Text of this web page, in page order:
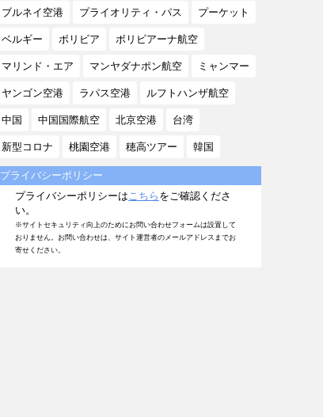
ブルネイ空港 プライオリティ・パス プーケット
ベルギー ボリビア ボリビアーナ航空
マリンド・エア マンヤダナポン航空 ミャンマー
ヤンゴン空港 ラパス空港 ルフトハンザ航空
中国 中国国際航空 北京空港 台湾
新型コロナ 桃園空港 穂高ツアー 韓国
プライバシーポリシー
プライバシーポリシーはこちら をご確認くださ
い。
※サイトセキュリティ向上のためにお問い合わせフォームは設置して
おりません。お問い合わせは、サイト運営者のメールアドレスまでお
寄せください。